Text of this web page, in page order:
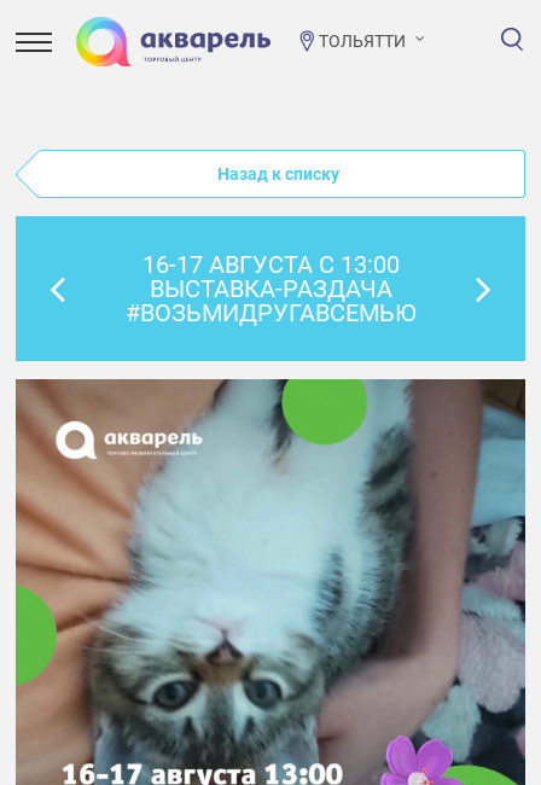
ТОЛЬЯТТИ
Назад к списку
16-17 АВГУСТА С 13:00
ВЫСТАВКА-РАЗДАЧА
#ВОЗЬМИДРУГАВСЕМЬЮ